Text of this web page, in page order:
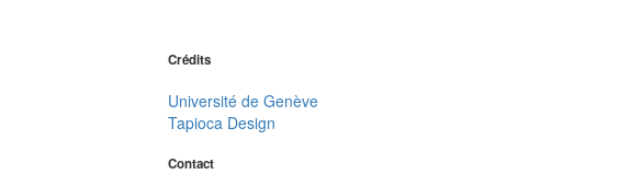
Crédits
Université de Genève
Tapioca Design
Contact